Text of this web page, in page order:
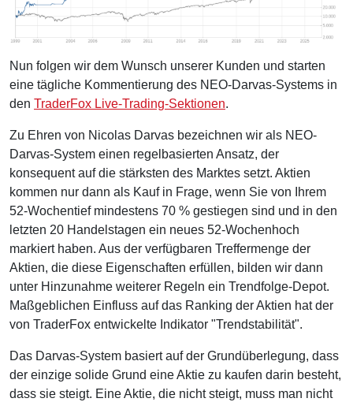
Nun folgen wir dem Wunsch unserer Kunden und starten
eine tägliche Kommentierung des NEO-Darvas-Systems in
den TraderFox Live-Trading-Sektionen.
Zu Ehren von Nicolas Darvas bezeichnen wir als NEO-
Darvas-System einen regelbasierten Ansatz, der
konsequent auf die stärksten des Marktes setzt. Aktien
kommen nur dann als Kauf in Frage, wenn Sie von Ihrem
52-Wochentief mindestens 70 % gestiegen sind und in den
letzten 20 Handelstagen ein neues 52-Wochenhoch
markiert haben. Aus der verfügbaren Treffermenge der
Aktien, die diese Eigenschaften erfüllen, bilden wir dann
unter Hinzunahme weiterer Regeln ein Trendfolge-Depot.
Maßgeblichen Einfluss auf das Ranking der Aktien hat der
von TraderFox entwickelte Indikator "Trendstabilität".
Das Darvas-System basiert auf der Grundüberlegung, dass
der einzige solide Grund eine Aktie zu kaufen darin besteht,
dass sie steigt. Eine Aktie, die nicht steigt, muss man nicht